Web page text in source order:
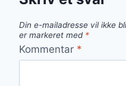
Din e-mailadresse vil ikke
er markeret med *
Kommentar *